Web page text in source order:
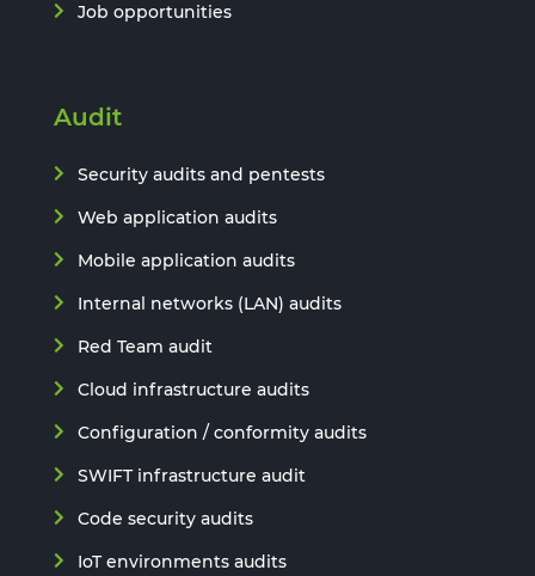
Job opportunities
Audit
Security audits and pentests
Web application audits
Mobile application audits
Internal networks (LAN) audits
Red Team audit
Cloud infrastructure audits
Configuration / conformity audits
SWIFT infrastructure audit
Code security audits
IoT environments audits